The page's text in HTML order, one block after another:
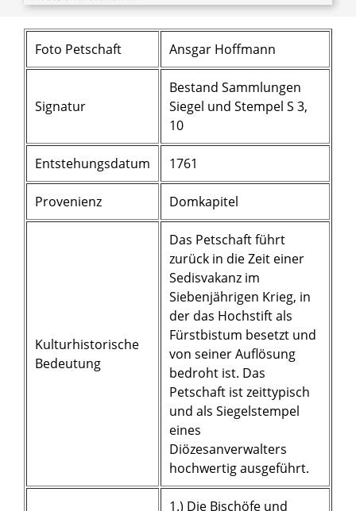
Foto Petschaft Ansgar Hoffmann
Signatur
Bestand Sammlungen
Siegel und Stempel S 3,
10
Entstehungsdatum 1761
Provenienz Domkapitel
Kulturhistorische
Bedeutung
Das Petschaft führt
zurück in die Zeit einer
Sedisvakanz im
Siebenjährigen Krieg, in
der das Hochstift als
Fürstbistum besetzt und
von seiner Auflösung
bedroht ist. Das
Petschaft ist zeittypisch
und als Siegelstempel
eines
Diözesanverwalters
hochwertig ausgeführt.
1.) Die Bischöfe und